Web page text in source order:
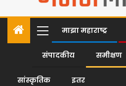
माझा महाराष्ट्र
संपादकीय समीक्षण
सांस्कृतिक इतर